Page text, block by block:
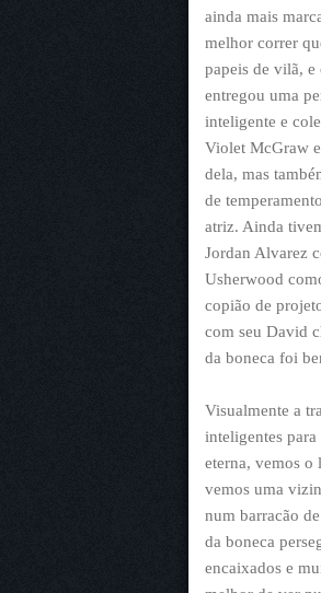
ainda mais
melhor correr
papeis de vilã, e
entregou uma
inteligente e
Violet McGraw
dela, mas
de
atriz. Ainda
Jordan Alvarez
Usherwood
copião de
com seu David
da boneca foi
Visualmente a
inteligentes
eterna, vemos o
vemos uma
num barracão
da boneca
encaixados e